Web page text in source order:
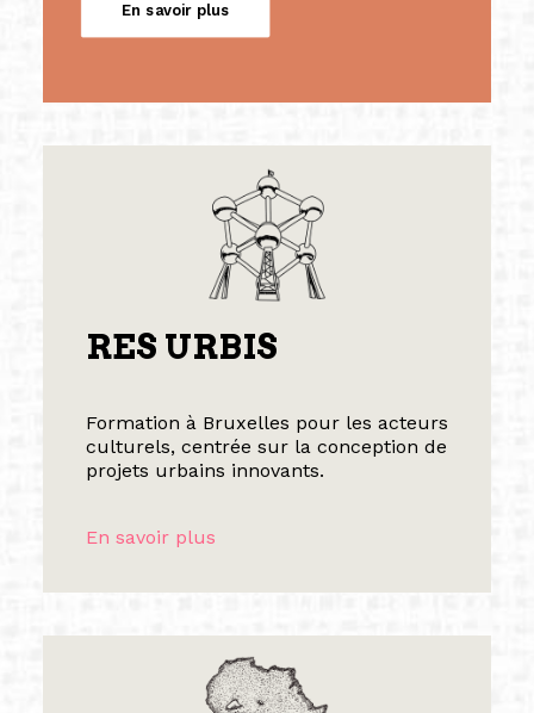
En savoir plus
RES URBIS
Formation à Bruxelles pour les acteurs
culturels, centrée sur la conception de
projets urbains innovants.
En savoir plus